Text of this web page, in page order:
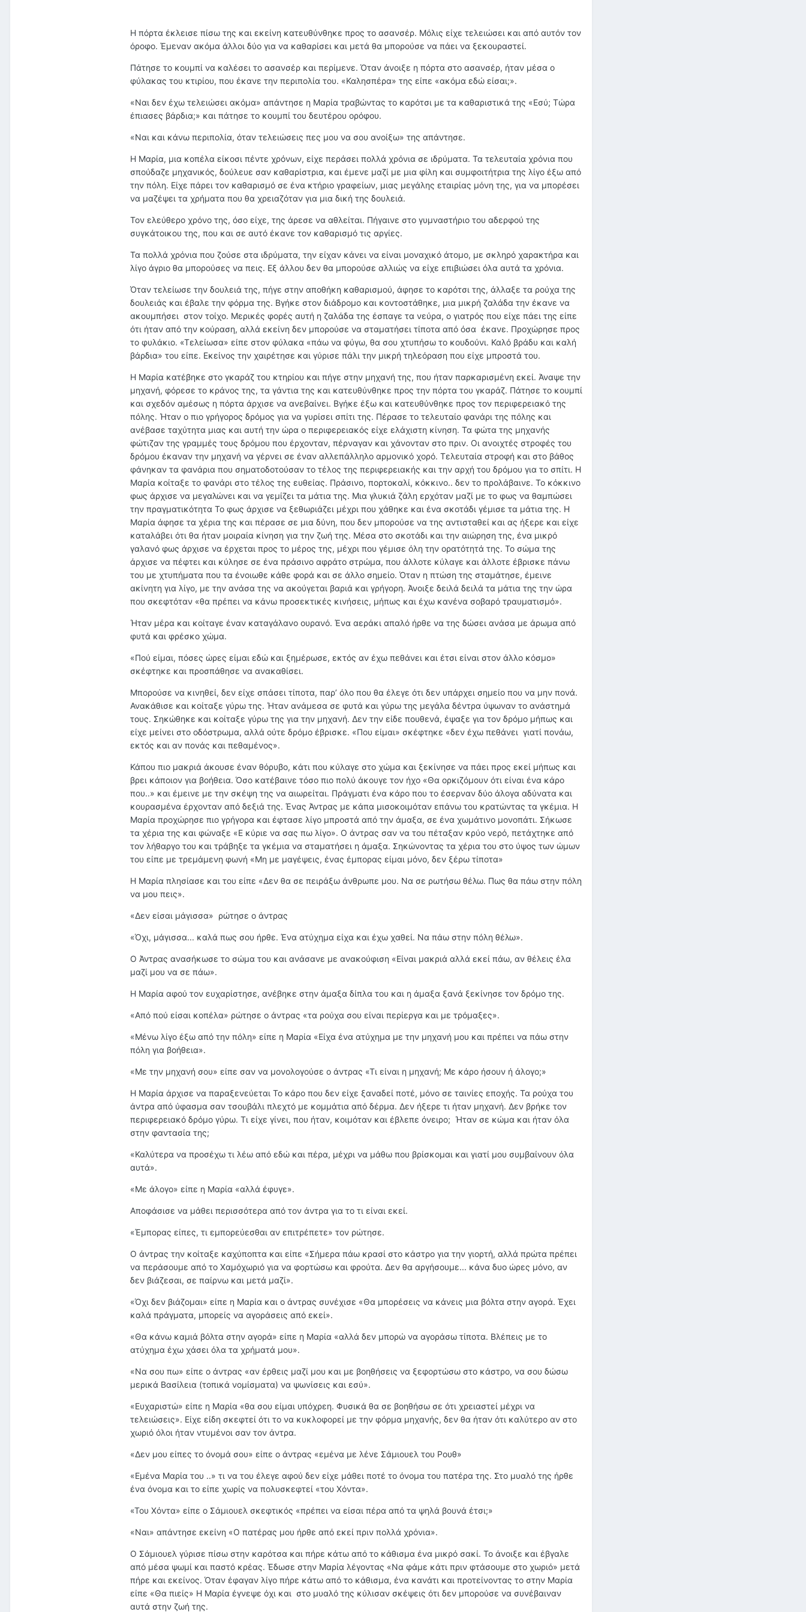
Η πόρτα έκλεισε πίσω της και εκείνη κατευθύνθηκε προς το ασανσέρ. Μόλις είχε τελειώσει και από αυτόν τον
όροφο. Έμεναν ακόμα άλλοι δύο για να καθαρίσει και μετά θα μπορούσε να πάει να ξεκουραστεί.
Πάτησε το κουμπί να καλέσει το ασανσέρ και περίμενε. Όταν άνοιξε η πόρτα στο ασανσέρ, ήταν μέσα ο
φύλακας του κτιρίου, που έκανε την περιπολία του. «Καλησπέρα» της είπε «ακόμα εδώ είσαι;».
«Ναι δεν έχω τελειώσει ακόμα» απάντησε η Μαρία τραβώντας το καρότσι με τα καθαριστικά της «Εσύ; Τώρα
έπιασες βάρδια;» και πάτησε το κουμπί του δευτέρου ορόφου.
«Ναι και κάνω περιπολία, όταν τελειώσεις πες μου να σου ανοίξω» της απάντησε.
Η Μαρία, μια κοπέλα είκοσι πέντε χρόνων, είχε περάσει πολλά χρόνια σε ιδρύματα. Τα τελευταία χρόνια που
σπούδαζε μηχανικός, δούλευε σαν καθαρίστρια, και έμενε μαζί με μια φίλη και συμφοιτήτρια της λίγο έξω από
την πόλη. Είχε πάρει τον καθαρισμό σε ένα κτήριο γραφείων, μιας μεγάλης εταιρίας μόνη της, για να μπορέσει
να μαζέψει τα χρήματα που θα χρειαζόταν για μια δική της δουλειά.
Τον ελεύθερο χρόνο της, όσο είχε, της άρεσε να αθλείται. Πήγαινε στο γυμναστήριο του αδερφού της
συγκάτοικου της, που και σε αυτό έκανε τον καθαρισμό τις αργίες.
Τα πολλά χρόνια που ζούσε στα ιδρύματα, την είχαν κάνει να είναι μοναχικό άτομο, με σκληρό χαρακτήρα και
λίγο άγριο θα μπορούσες να πεις. Εξ άλλου δεν θα μπορούσε αλλιώς να είχε επιβιώσει όλα αυτά τα χρόνια.
Όταν τελείωσε την δουλειά της, πήγε στην αποθήκη καθαρισμού, άφησε το καρότσι της, άλλαξε τα ρούχα της
δουλειάς και έβαλε την φόρμα της. Βγήκε στον διάδρομο και κοντοστάθηκε, μια μικρή ζαλάδα την έκανε να
ακουμπήσει στον τοίχο. Μερικές φορές αυτή η ζαλάδα της έσπαγε τα νεύρα, ο γιατρός που είχε πάει της είπε
ότι ήταν από την κούραση, αλλά εκείνη δεν μπορούσε να σταματήσει τίποτα από όσα έκανε. Προχώρησε προς
το φυλάκιο. «Τελείωσα» είπε στον φύλακα «πάω να φύγω, θα σου χτυπήσω το κουδούνι. Καλό βράδυ και καλή
βάρδια» του είπε. Εκείνος την χαιρέτησε και γύρισε πάλι την μικρή τηλεόραση που είχε μπροστά του.
Η Μαρία κατέβηκε στο γκαράζ του κτηρίου και πήγε στην μηχανή της, που ήταν παρκαρισμένη εκεί. Άναψε την
μηχανή, φόρεσε το κράνος της, τα γάντια της και κατευθύνθηκε προς την πόρτα του γκαράζ. Πάτησε το κουμπί
και σχεδόν αμέσως η πόρτα άρχισε να ανεβαίνει. Βγήκε έξω και κατευθύνθηκε προς τον περιφερειακό της
πόλης. Ήταν ο πιο γρήγορος δρόμος για να γυρίσει σπίτι της. Πέρασε το τελευταίο φανάρι της πόλης και
ανέβασε ταχύτητα μιας και αυτή την ώρα ο περιφερειακός είχε ελάχιστη κίνηση. Τα φώτα της μηχανής
φώτιζαν της γραμμές τους δρόμου που έρχονταν, πέρναγαν και χάνονταν στο πριν. Οι ανοιχτές στροφές του
δρόμου έκαναν την μηχανή να γέρνει σε έναν αλλεπάλληλο αρμονικό χορό. Τελευταία στροφή και στο βάθος
φάνηκαν τα φανάρια που σηματοδοτούσαν το τέλος της περιφερειακής και την αρχή του δρόμου για το σπίτι. Η
Μαρία κοίταξε το φανάρι στο τέλος της ευθείας. Πράσινο, πορτοκαλί, κόκκινο.. δεν το προλάβαινε. Το κόκκινο
φως άρχισε να μεγαλώνει και να γεμίζει τα μάτια της. Μια γλυκιά ζάλη ερχόταν μαζί με το φως να θαμπώσει
την πραγματικότητα Το φως άρχισε να ξεθωριάζει μέχρι που χάθηκε και ένα σκοτάδι γέμισε τα μάτια της. Η
Μαρία άφησε τα χέρια της και πέρασε σε μια δύνη, που δεν μπορούσε να της αντισταθεί και ας ήξερε και είχε
καταλάβει ότι θα ήταν μοιραία κίνηση για την ζωή της. Μέσα στο σκοτάδι και την αιώρηση της, ένα μικρό
γαλανό φως άρχισε να έρχεται προς το μέρος της, μέχρι που γέμισε όλη την ορατότητά της. Το σώμα της
άρχισε να πέφτει και κύλησε σε ένα πράσινο αφράτο στρώμα, που άλλοτε κύλαγε και άλλοτε έβρισκε πάνω
του με χτυπήματα που τα ένοιωθε κάθε φορά και σε άλλο σημείο. Όταν η πτώση της σταμάτησε, έμεινε
ακίνητη για λίγο, με την ανάσα της να ακούγεται βαριά και γρήγορη. Άνοιξε δειλά δειλά τα μάτια της την ώρα
που σκεφτόταν «θα πρέπει να κάνω προσεκτικές κινήσεις, μήπως και έχω κανένα σοβαρό τραυματισμό».
Ήταν μέρα και κοίταγε έναν καταγάλανο ουρανό. Ένα αεράκι απαλό ήρθε να της δώσει ανάσα με άρωμα από
φυτά και φρέσκο χώμα.
«Πού είμαι, πόσες ώρες είμαι εδώ και ξημέρωσε, εκτός αν έχω πεθάνει και έτσι είναι στον άλλο κόσμο»
σκέφτηκε και προσπάθησε να ανακαθίσει.
Μπορούσε να κινηθεί, δεν είχε σπάσει τίποτα, παρ’ όλο που θα έλεγε ότι δεν υπάρχει σημείο που να μην πονά.
Ανακάθισε και κοίταξε γύρω της. Ήταν ανάμεσα σε φυτά και γύρω της μεγάλα δέντρα ύψωναν το ανάστημά
τους. Σηκώθηκε και κοίταξε γύρω της για την μηχανή. Δεν την είδε πουθενά, έψαξε για τον δρόμο μήπως και
είχε μείνει στο οδόστρωμα, αλλά ούτε δρόμο έβρισκε. «Που είμαι» σκέφτηκε «δεν έχω πεθάνει γιατί πονάω,
εκτός και αν πονάς και πεθαμένος».
Κάπου πιο μακριά άκουσε έναν θόρυβο, κάτι που κύλαγε στο χώμα και ξεκίνησε να πάει προς εκεί μήπως και
βρει κάποιον για βοήθεια. Όσο κατέβαινε τόσο πιο πολύ άκουγε τον ήχο «Θα ορκιζόμουν ότι είναι ένα κάρο
που..» και έμεινε με την σκέψη της να αιωρείται. Πράγματι ένα κάρο που το έσερναν δύο άλογα αδύνατα και
κουρασμένα έρχονταν από δεξιά της. Ένας Άντρας με κάπα μισοκοιμόταν επάνω του κρατώντας τα γκέμια. Η
Μαρία προχώρησε πιο γρήγορα και έφτασε λίγο μπροστά από την άμαξα, σε ένα χωμάτινο μονοπάτι. Σήκωσε
τα χέρια της και φώναξε «Ε κύριε να σας πω λίγο». Ο άντρας σαν να του πέταξαν κρύο νερό, πετάχτηκε από
τον λήθαργο του και τράβηξε τα γκέμια να σταματήσει η άμαξα. Σηκώνοντας τα χέρια του στο ύψος των ώμων
του είπε με τρεμάμενη φωνή «Μη με μαγέψεις, ένας έμπορας είμαι μόνο, δεν ξέρω τίποτα»
Η Μαρία πλησίασε και του είπε «Δεν θα σε πειράξω άνθρωπε μου. Να σε ρωτήσω θέλω. Πως θα πάω στην πόλη
να μου πεις».
«Δεν είσαι μάγισσα» ρώτησε ο άντρας
«Όχι, μάγισσα... καλά πως σου ήρθε. Ένα ατύχημα είχα και έχω χαθεί. Να πάω στην πόλη θέλω».
Ο Άντρας ανασήκωσε το σώμα του και ανάσανε με ανακούφιση «Είναι μακριά αλλά εκεί πάω, αν θέλεις έλα
μαζί μου να σε πάω».
Η Μαρία αφού τον ευχαρίστησε, ανέβηκε στην άμαξα δίπλα του και η άμαξα ξανά ξεκίνησε τον δρόμο της.
«Από πού είσαι κοπέλα» ρώτησε ο άντρας «τα ρούχα σου είναι περίεργα και με τρόμαξες».
«Μένω λίγο έξω από την πόλη» είπε η Μαρία «Είχα ένα ατύχημα με την μηχανή μου και πρέπει να πάω στην
πόλη για βοήθεια».
«Με την μηχανή σου» είπε σαν να μονολογούσε ο άντρας «Τι είναι η μηχανή; Με κάρο ήσουν ή άλογο;»
Η Μαρία άρχισε να παραξενεύεται Το κάρο που δεν είχε ξαναδεί ποτέ, μόνο σε ταινίες εποχής. Τα ρούχα του
άντρα από ύφασμα σαν τσουβάλι πλεχτό με κομμάτια από δέρμα. Δεν ήξερε τι ήταν μηχανή. Δεν βρήκε τον
περιφερειακό δρόμο γύρω. Τι είχε γίνει, που ήταν, κοιμόταν και έβλεπε όνειρο; Ήταν σε κώμα και ήταν όλα
στην φαντασία της;
«Καλύτερα να προσέχω τι λέω από εδώ και πέρα, μέχρι να μάθω που βρίσκομαι και γιατί μου συμβαίνουν όλα
αυτά».
«Με άλογο» είπε η Μαρία «αλλά έφυγε».
Αποφάσισε να μάθει περισσότερα από τον άντρα για το τι είναι εκεί.
«Έμπορας είπες, τι εμπορεύεσθαι αν επιτρέπετε» τον ρώτησε.
Ο άντρας την κοίταξε καχύποπτα και είπε «Σήμερα πάω κρασί στο κάστρο για την γιορτή, αλλά πρώτα πρέπει
να περάσουμε από το Χαμόχωριό για να φορτώσω και φρούτα. Δεν θα αργήσουμε... κάνα δυο ώρες μόνο, αν
δεν βιάζεσαι, σε παίρνω και μετά μαζί».
«Όχι δεν βιάζομαι» είπε η Μαρία και ο άντρας συνέχισε «Θα μπορέσεις να κάνεις μια βόλτα στην αγορά. Έχει
καλά πράγματα, μπορείς να αγοράσεις από εκεί».
«Θα κάνω καμιά βόλτα στην αγορά» είπε η Μαρία «αλλά δεν μπορώ να αγοράσω τίποτα. Βλέπεις με το
ατύχημα έχω χάσει όλα τα χρήματά μου».
«Να σου πω» είπε ο άντρας «αν έρθεις μαζί μου και με βοηθήσεις να ξεφορτώσω στο κάστρο, να σου δώσω
μερικά Βασίλεια (τοπικά νομίσματα) να ψωνίσεις και εσύ».
«Ευχαριστώ» είπε η Μαρία «θα σου είμαι υπόχρεη. Φυσικά θα σε βοηθήσω σε ότι χρειαστεί μέχρι να
τελειώσεις». Είχε είδη σκεφτεί ότι το να κυκλοφορεί με την φόρμα μηχανής, δεν θα ήταν ότι καλύτερο αν στο
χωριό όλοι ήταν ντυμένοι σαν τον άντρα.
«Δεν μου είπες το όνομά σου» είπε ο άντρας «εμένα με λένε Σάμιουελ του Ρουθ»
«Εμένα Μαρία του ..» τι να του έλεγε αφού δεν είχε μάθει ποτέ το όνομα του πατέρα της. Στο μυαλό της ήρθε
ένα όνομα και το είπε χωρίς να πολυσκεφτεί «του Χόντα».
«Του Χόντα» είπε ο Σάμιουελ σκεφτικός «πρέπει να είσαι πέρα από τα ψηλά βουνά έτσι;»
«Ναι» απάντησε εκείνη «Ο πατέρας μου ήρθε από εκεί πριν πολλά χρόνια».
Ο Σάμιουελ γύρισε πίσω στην καρότσα και πήρε κάτω από το κάθισμα ένα μικρό σακί. Το άνοιξε και έβγαλε
από μέσα ψωμί και παστό κρέας. Έδωσε στην Μαρία λέγοντας «Να φάμε κάτι πριν φτάσουμε στο χωριό» μετά
πήρε και εκείνος. Όταν έφαγαν λίγο πήρε κάτω από το κάθισμα, ένα κανάτι και προτείνοντας το στην Μαρία
είπε «Θα πιείς» Η Μαρία έγνεψε όχι και στο μυαλό της κύλισαν σκέψεις ότι δεν μπορούσε να συνέβαιναν
αυτά στην ζωή της.